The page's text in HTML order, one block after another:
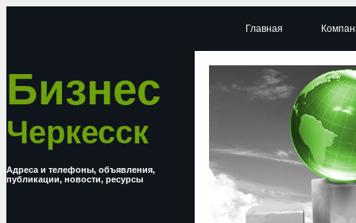
Бизнес
Черкесск
Адреса и телефоны, объявления,
публикации, новости, ресурсы
Главная